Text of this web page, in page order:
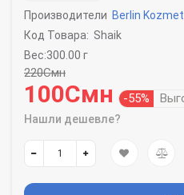
Производители Berlin
Код Товара: Shaik
Вес:300.00 г
220Смн
100Смн -55%
Нашли дешевле?